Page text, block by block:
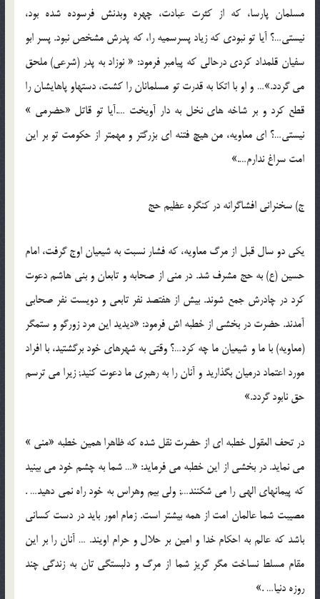
مسلمان پارسا، که از کثرت عبادت، چهره وبدنش فرسوده شده بود،
نیستی…؟ آیا تو نبودی که زیاد پسرسمیه را، که پدرش مشخص نبود. پسر ابو
سفیان قلمداد کردی درحالی که پیامبر فرمود: « نوزاد به پدر (شرعی) ملحق
می گردد.»… و او با اتکا به قدرت تو مسلمانان را کشت، دستهاو پاهایشان را
قطع کرد و بر شاخه های نخل به دار آویخت ….آیا تو قاتل «حضرمی »
نیستی…؟ ای معاویه، من هیچ فتنه ای بزرگتر و مهمتر از حکومت تو بر این
امت سراغ ندارم….»
ج) سخنرانی افشاگرانه در کنگره عظیم حج
یکی دو سال قبل از مرگ معاویه، که فشار نسبت به شیعیان اوج گرفت، امام
حسین (ع) به حج مشرف شد. در منی از صحابه و تابعان و بنی هاشم دعوت
کرد در چادرش جمع شوند. بیش از هفتصد نفر تابعی و دویست نفر صحابی
آمدند. حضرت در بخشی از خطبه اش فرمود: «دیدید این مرد زورگو و ستمگر
(معاویه) با ما و شیعیان ما چه کرد…؟ وقتی به شهرهای خود برگشتید، با افراد
مورد اعتماد درمیان بگذارید و آنان را به رهبری ما دعوت کنید; زیرا می ترسم
حق نابود گردد.»
در تحف العقول خطبه ای از حضرت نقل شده که ظاهرا همین خطبه «منی »
می نماید. در بخشی از این خطبه می فرماید: «… شما به چشم خود می بینید
که پیمانهای الهی را می شکنند…; ولی بیم وهراس به خود راه نمی دهید… .
مصیبت شما عالمان امت از همه بیشتر است. زمام امور باید در دست کسانی
باشد که عالم به احکام خدا و امین بر حلال و حرام اویند. … آنان را بر این
مقام مسلط نساخت مگر گریز شما از مرگ و دلبستگی تان به زندگی چند
روزه دنیا… .»